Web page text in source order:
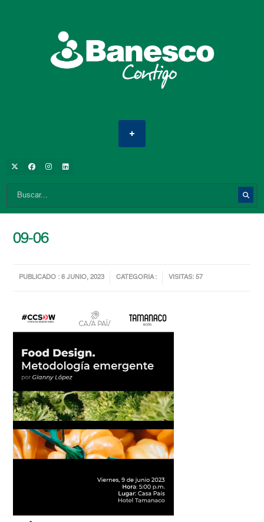
09-06
PUBLICADO : 6 JUNIO, 2023 CATEGORIA : VISITAS: 57